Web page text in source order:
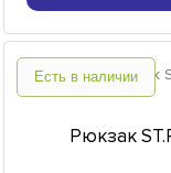
Есть в наличии
Рюкзак